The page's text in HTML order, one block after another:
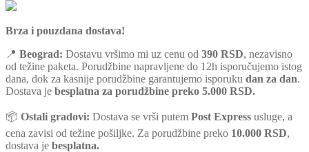
Brza i pouzdana dostava!
📍 Beograd: Dostavu vršimo mi uz cenu od 390 RSD, nezavisno
od težine paketa. Porudžbine napravljene do 12h isporučujemo istog
dana, dok za kasnije porudžbine garantujemo isporuku dan za dan.
Dostava je besplatna za porudžbine preko 5.000 RSD.
📦 Ostali gradovi: Dostava se vrši putem Post Express usluge, a
cena zavisi od težine pošiljke. Za porudžbine preko 10.000 RSD,
dostava je besplatna.